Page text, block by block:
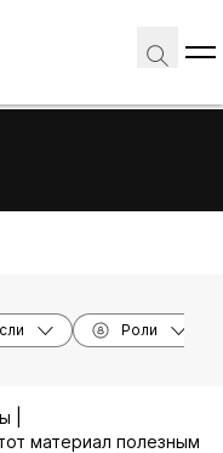
Роли
|
материал полезным